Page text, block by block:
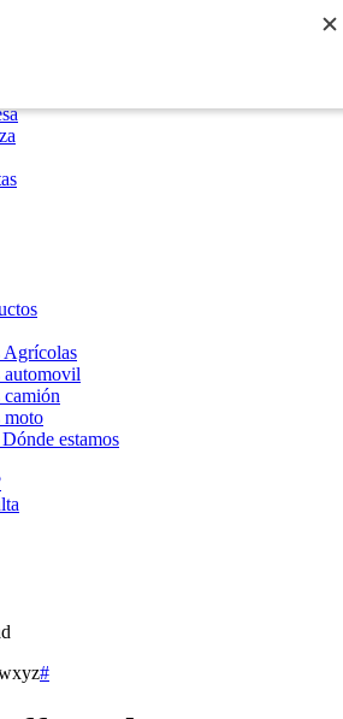
Agrícolas
automovil
moto
Dónde estamos
xyz#